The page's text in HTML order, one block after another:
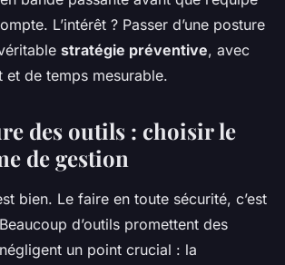
L’intérêt ? Passer d’une posture
stratégie préventive, avec
et de temps mesurable.
des outils : choisir le
de gestion
bien. Le faire en toute sécurité, c’est
d’outils promettent des
un point crucial : la